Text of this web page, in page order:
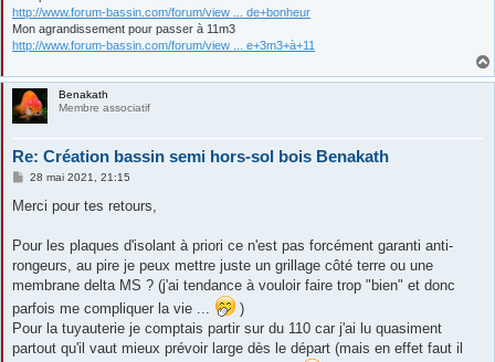
http://www.forum-bassin.com/forum/view ... de+bonheur
Mon agrandissement pour passer à 11m3
http://www.forum-bassin.com/forum/view ... e+3m3+à+11
Benakath
Membre associatif
Re: Création bassin semi hors-sol bois Benakath
M
s
g
28 mai 2021, 21:15
Merci pour tes retours,
Pour les plaques d'isolant à priori ce n'est pas forcément garanti anti-
rongeurs, au pire je peux mettre juste un grillage côté terre ou une
membrane delta MS ? (j'ai tendance à vouloir faire trop "bien" et donc
parfois me compliquer la vie ...
)
Pour la tuyauterie je comptais partir sur du 110 car j'ai lu quasiment
partout qu'il vaut mieux prévoir large dès le départ (mais en effet faut il